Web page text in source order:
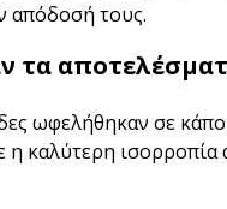
απόδοσή τους.
τα
ωφελήθηκαν σε
η καλύτερη ισορροπία